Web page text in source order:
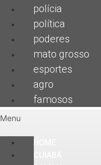
polícia
política
poderes
mato grosso
esportes
agro
famosos
Menu